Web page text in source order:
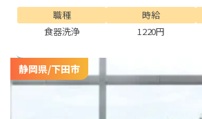
職種
食器洗浄
時給
1220円
静岡県/下田市